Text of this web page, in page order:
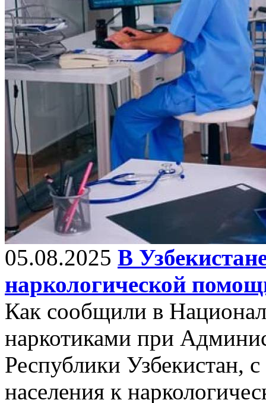
05.08.2025 В
наркологической
Как сообщили в
наркотиками при
Республики Узбекистан,
населения к